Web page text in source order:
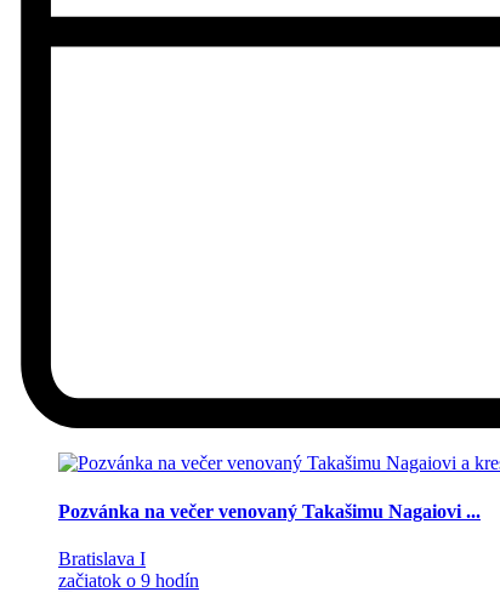
Pozvánka na večer venovaný Takašimu Nagaiovi ...
Bratislava I
začiatok o 9 hodín